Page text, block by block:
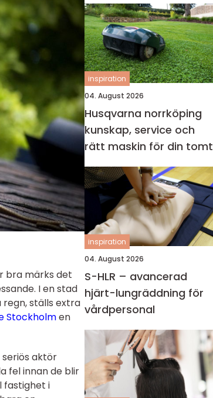
bra märks det
I en stad
ställs extra
Stockholmen
aktör
fel innan de blir
fastighet i
inspiration
04. August 2026
Husqvarna norrköping
kunskap, service och
rätt maskin för din tomt
inspiration
04. August 2026
S-HLR – avancerad
hjärt-lungräddning för
vårdpersonal